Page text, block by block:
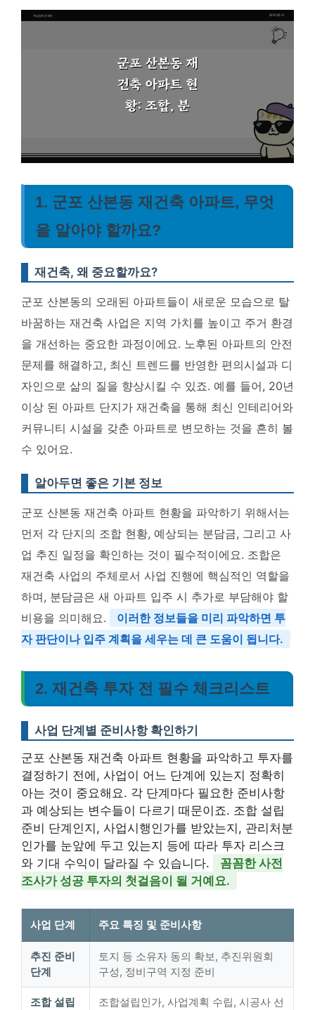
1. 군포 산본동 재건축 아파트, 무엇
을 알아야 할까요?
재건축, 왜 중요할까요?
군포 산본동의 오래된 아파트들이 새로운 모습으로 탈
바꿈하는 재건축 사업은 지역 가치를 높이고 주거 환경
을 개선하는 중요한 과정이에요. 노후된 아파트의 안전
문제를 해결하고, 최신 트렌드를 반영한 편의시설과 디
자인으로 삶의 질을 향상시킬 수 있죠. 예를 들어, 20년
이상 된 아파트 단지가 재건축을 통해 최신 인테리어와
커뮤니티 시설을 갖춘 아파트로 변모하는 것을 흔히 볼
수 있어요.
알아두면 좋은 기본 정보
군포 산본동 재건축 아파트 현황을 파악하기 위해서는
먼저 각 단지의 조합 현황, 예상되는 분담금, 그리고 사
업 추진 일정을 확인하는 것이 필수적이에요. 조합은
재건축 사업의 주체로서 사업 진행에 핵심적인 역할을
하며, 분담금은 새 아파트 입주 시 추가로 부담해야 할
비용을 의미해요.
이러한 정보들을 미리 파악하면 투
자 판단이나 입주 계획을 세우는 데 큰 도움이 됩니다.
2. 재건축 투자 전 필수 체크리스트
사업 단계별 준비사항 확인하기
군포 산본동 재건축 아파트 현황을 파악하고 투자를
결정하기 전에, 사업이 어느 단계에 있는지 정확히
아는 것이 중요해요. 각 단계마다 필요한 준비사항
과 예상되는 변수들이 다르기 때문이죠. 조합 설립
준비 단계인지, 사업시행인가를 받았는지, 관리처분
인가를 눈앞에 두고 있는지 등에 따라 투자 리스크
와 기대 수익이 달라질 수 있습니다.
꼼꼼한 사전
조사가 성공 투자의 첫걸음이 될 거예요.
사업 단계 주요 특징 및 준비사항
추진 준비
단계
토지 등 소유자 동의 확보, 추진위원회
구성, 정비구역 지정 준비
조합 설립 조합설립인가, 사업계획 수립, 시공사 선